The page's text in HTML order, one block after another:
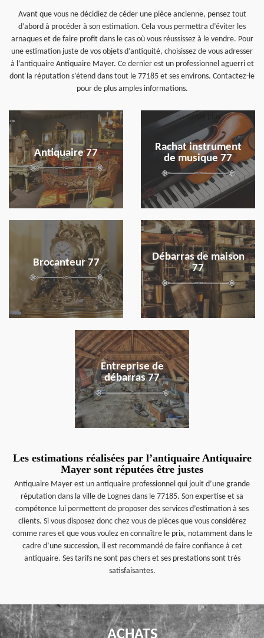
Avant que vous ne décidiez de céder une pièce ancienne, pensez tout
d’abord à procéder à son estimation. Cela vous permettra d’éviter les
arnaques et de faire profit dans le cas où vous réussissez à le vendre. Pour
une estimation juste de vos objets d’antiquité, choisissez de vous adresser
à l’antiquaire Antiquaire Mayer. Ce dernier est un professionnel aguerri et
dont la réputation s’étend dans tout le 77185 et ses environs. Contactez-le
pour de plus amples informations.
Antiquaire 77
en savoir plus
Rachat instrument
de musique 77
en savoir plus
Brocanteur 77
en savoir plus
Débarras de maison
77
en savoir plus
Entreprise de
débarras 77
en savoir plus
Les estimations réalisées par l’antiquaire Antiquaire
Mayer sont réputées être justes
Antiquaire Mayer est un antiquaire professionnel qui jouit d’une grande
réputation dans la ville de Lognes dans le 77185. Son expertise et sa
compétence lui permettent de proposer des services d’estimation à ses
clients. Si vous disposez donc chez vous de pièces que vous considérez
comme rares et que vous voulez en connaître le prix, notamment dans le
cadre d’une succession, il est recommandé de faire confiance à cet
antiquaire. Ses tarifs ne sont pas chers et ses prestations sont très
satisfaisantes.
ACHATS